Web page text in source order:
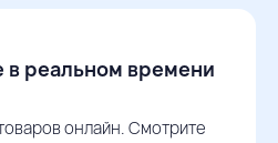
в реальном времени
онлайн. Смотрите